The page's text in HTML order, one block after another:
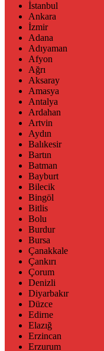
İstanbul
Ankara
İzmir
Adana
Adıyaman
Afyon
Ağrı
Aksaray
Amasya
Antalya
Ardahan
Artvin
Aydın
Balıkesir
Bartın
Batman
Bayburt
Bilecik
Bingöl
Bitlis
Bolu
Burdur
Bursa
Çanakkale
Çankırı
Çorum
Denizli
Diyarbakır
Düzce
Edirne
Elazığ
Erzincan
Erzurum